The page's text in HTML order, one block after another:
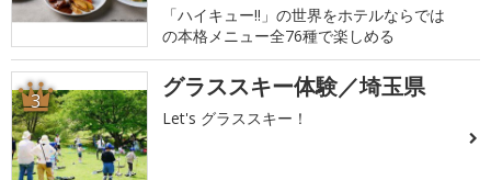
「ハイキュー!!」の世界をホテルならでは
の本格メニュー全76種で楽しめる
3 グラススキー体験／埼玉県
Let's グラススキー！